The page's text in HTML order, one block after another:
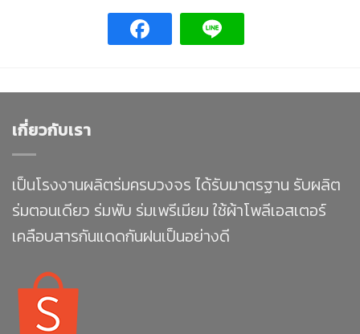
เกี่ยวกับเรา
เป็นโรงงานผลิตร่มครบวงจร ได้รับมาตรฐาน รับผลิต
ร่มตอนเดียว ร่มพับ ร่มเพรีเมียม ใช้ผ้าโพลีเอสเตอร์
เคลือบสารกันแดดกันฝนเป็นอย่างดี